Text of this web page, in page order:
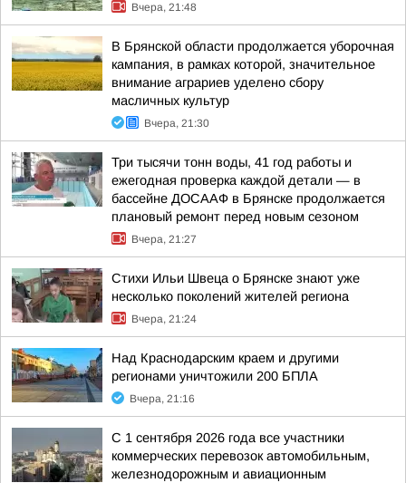
Вчера, 21:48
В Брянской области продолжается уборочная
кампания, в рамках которой, значительное
внимание аграриев уделено сбору
масличных культур
Вчера, 21:30
Три тысячи тонн воды, 41 год работы и
ежегодная проверка каждой детали — в
бассейне ДОСААФ в Брянске продолжается
плановый ремонт перед новым сезоном
Вчера, 21:27
Стихи Ильи Швеца о Брянске знают уже
несколько поколений жителей региона
Вчера, 21:24
Над Краснодарским краем и другими
регионами уничтожили 200 БПЛА
Вчера, 21:16
С 1 сентября 2026 года все участники
коммерческих перевозок автомобильным,
железнодорожным и авиационным